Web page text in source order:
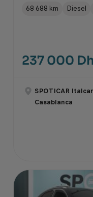
68 688 km Diesel
237 000
SPOTICAR
Casablanca